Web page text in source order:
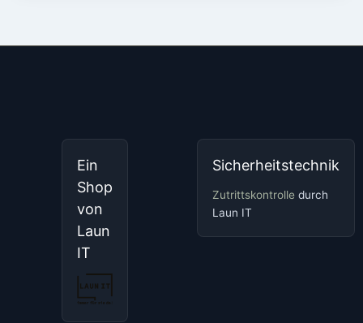
Ein
Shop
von
Laun
IT
Sicherheitstechnik
Zutrittskontrolle durch
Laun IT